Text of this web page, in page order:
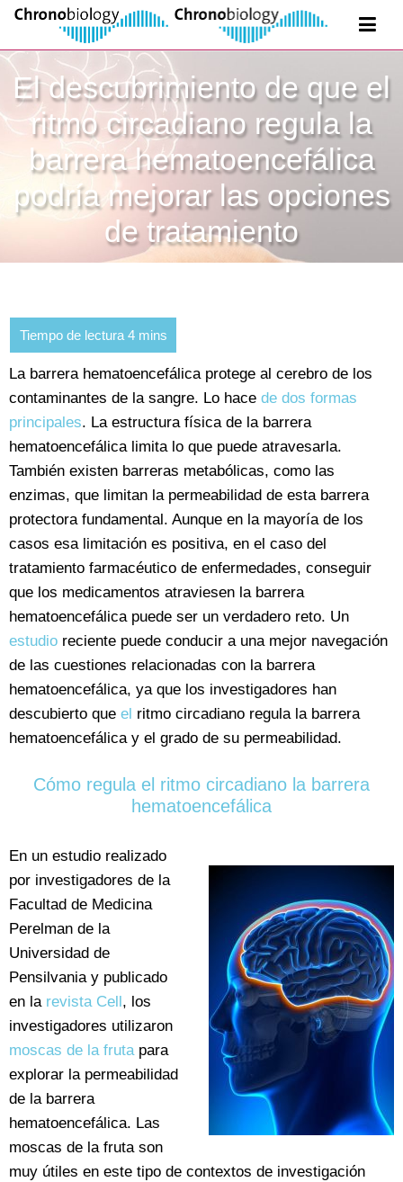
El descubrimiento de que el
ritmo circadiano regula la
barrera hematoencefálica
podría mejorar las opciones
de tratamiento
La barrera hematoencefálica protege al cerebro de los
contaminantes de la sangre. Lo hace de dos formas
principales. La estructura física de la barrera
hematoencefálica limita lo que puede atravesarla.
También existen barreras metabólicas, como las
enzimas, que limitan la permeabilidad de esta barrera
protectora fundamental. Aunque en la mayoría de los
casos esa limitación es positiva, en el caso del
tratamiento farmacéutico de enfermedades, conseguir
que los medicamentos atraviesen la barrera
hematoencefálica puede ser un verdadero reto. Un
estudio reciente puede conducir a una mejor navegación
de las cuestiones relacionadas con la barrera
hematoencefálica, ya que los investigadores han
descubierto que el ritmo circadiano regula la barrera
hematoencefálica y el grado de su permeabilidad.
Cómo regula el ritmo circadiano la barrera
hematoencefálica
En un estudio realizado
por investigadores de la
Facultad de Medicina
Perelman de la
Universidad de
Pensilvania y publicado
en la revista Cell, los
investigadores utilizaron
moscas de la frutapara
explorar la permeabilidad
de la barrera
hematoencefálica. Las
moscas de la fruta son
muy útiles en este tipo de contextos de investigación